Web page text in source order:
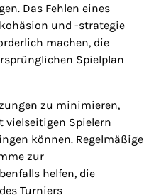
Das Fehlen eines
und -strategie
machen, die
Spielplan
zu minimieren,
vielseitigen Spielern
können. Regelmäßige
zur
helfen, die
Turniers